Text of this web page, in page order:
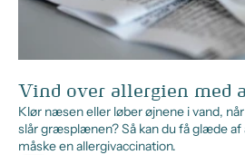
Vind over allergien med
Klør næsen eller løber øjnene i vand,
slår græsplænen? Så kan du få glæde
måske en allergivaccination.